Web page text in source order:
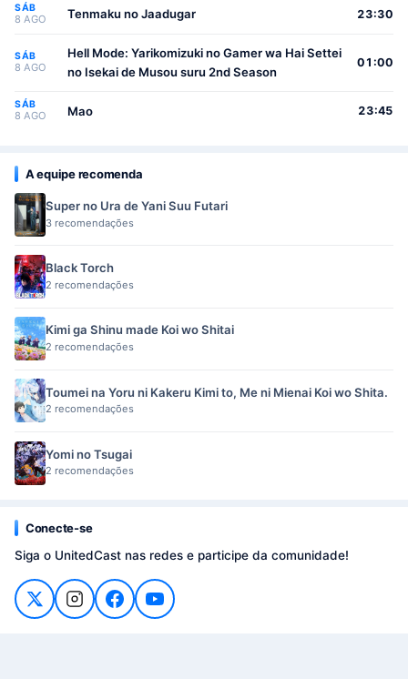
SÁB
8 AGO Tenmaku no Jaadugar 23:30
SÁB
8 AGO
Hell Mode: Yarikomizuki no Gamer wa Hai Settei
no Isekai de Musou suru 2nd Season
01:00
SÁB
8 AGO Mao 23:45
A equipe recomenda
Super no Ura de Yani Suu Futari
3 recomendações
Black Torch
2 recomendações
Kimi ga Shinu made Koi wo Shitai
2 recomendações
Toumei na Yoru ni Kakeru Kimi to, Me ni Mienai Koi wo Shita.
2 recomendações
Yomi no Tsugai
2 recomendações
Conecte-se
Siga o UnitedCast nas redes e participe da comunidade!